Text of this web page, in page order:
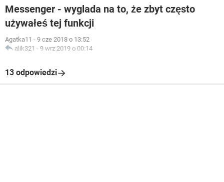
Messenger - wyglada na to, że zbyt często
używałeś tej funkcji
Agatka11 - 9 cze 2018 o 13:52
alik321 - 9 wrz 2019 o 00:14
13 odpowiedzi